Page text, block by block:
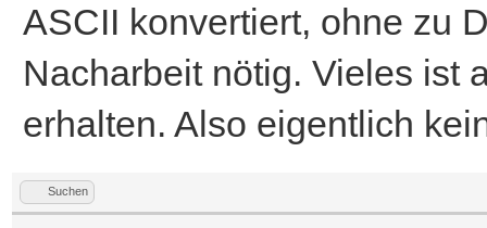
ASCII konvertiert, ohne zu
Nacharbeit nötig. Vieles ist
erhalten. Also eigentlich
Suchen